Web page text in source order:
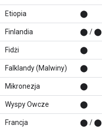
Etiopia ⬤
Finlandia ⬤ / ⬤
Fidżi ⬤
Falklandy (Malwiny) ⬤
Mikronezja ⬤
Wyspy Owcze ⬤
Francja ⬤ / ⬤